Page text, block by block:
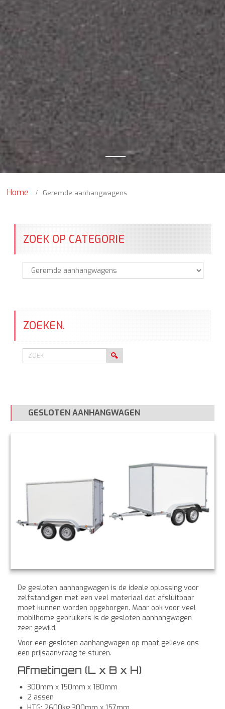
Home Geremde aanhangwagens
ZOEK OP CATEGORIE
Zoek
op
ZOEKEN.
GESLOTEN AANHANGWAGEN
De gesloten aanhangwagen is de ideale oplossing voor
zelfstandigen met een veel materiaal dat afsluitbaar
moet kunnen worden opgeborgen. Maar ook voor veel
mobilhome gebruikers is de gesloten aanhangwagen
zeer gewild.
Voor een gesloten aanhangwagen op maat gelieve ons
een prijsaanvraag te sturen.
Afmetingen (L x B x H)
300mm x 150mm x 180mm
2 assen